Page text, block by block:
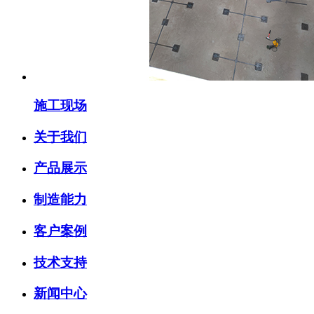
施工现场
关于我们
产品展示
制造能力
客户案例
技术支持
新闻中心